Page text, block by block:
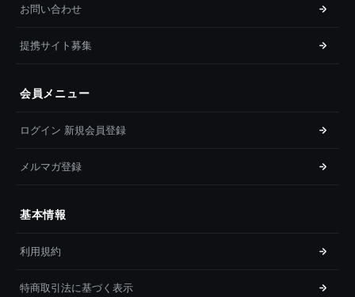
お問い合わせ
提携サイト募集
会員メニュー
ログイン 新規会員登録
メルマガ登録
基本情報
利用規約
特商取引法に基づく表示